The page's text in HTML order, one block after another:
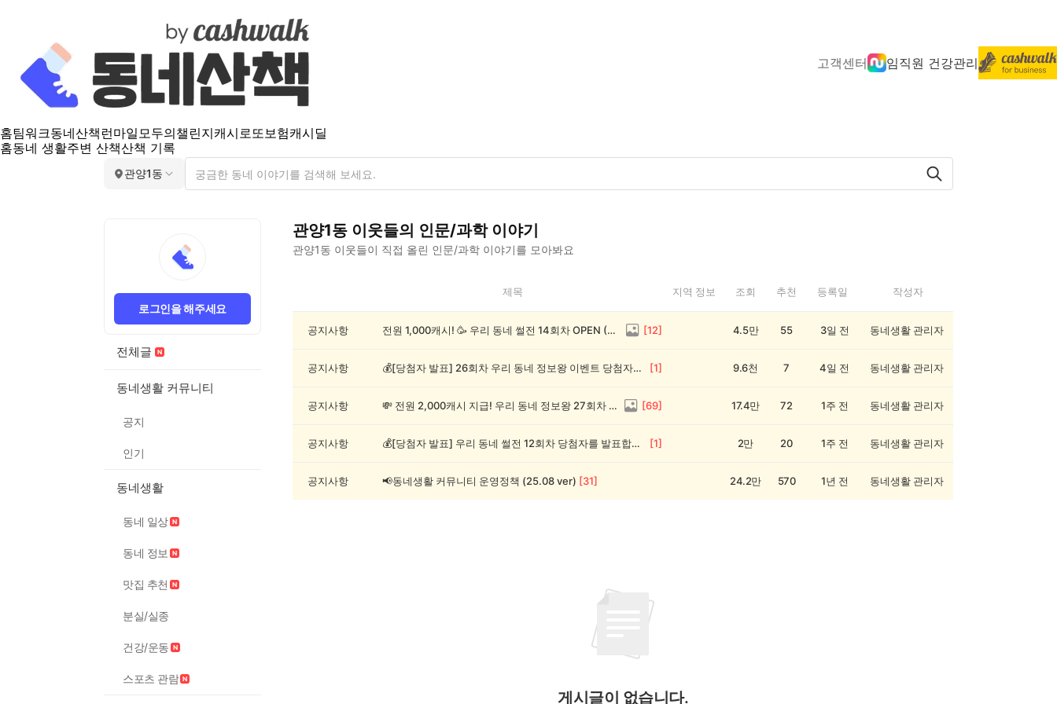
고객센터 임직원 건강관리
홈팀워크동네산책 런마일모두의챌린지캐시로또보험캐시딜
홈동네 생활주변 산책산책 기록
관양1동
로그인을 해주세요
전체글
동네생활 커뮤니티
공지
인기
동네생활
동네 일상
동네 정보
맛집 추천
분실/실종
건강/운동
스포츠 관람
관양1동 이웃들의 인문/과학이야기
관양1동 이웃들이 직접 올린 인문/과학 이야기를 모아봐요
1
제목 지역 정보 조회 추천 등록일 작성자
공지사항 전원 1,000캐시! 🥳 우리 동네 썰전 14회차 OPEN (~8/17) [12] 4.5만 55 3일 전 동네생활 관리자
공지사항 💰[당첨자 발표] 26회차 우리 동네 정보왕 이벤트 당첨자를 발표합니다! [1] 9.6천 7 4일 전 동네생활 관리자
공지사항 💸 전원 2,000캐시 지급! 우리 동네 정보왕 27회차 (~8/10) [69] 17.4만 72 1주 전 동네생활 관리자
공지사항 💰[당첨자 발표] 우리 동네 썰전 12회차 당첨자를 발표합니다! [1] 2만 20 1주 전 동네생활 관리자
공지사항 📢동네생활 커뮤니티 운영정책 (25.08 ver) [31] 24.2만 570 1년 전 동네생활 관리자
게시글이 없습니다.